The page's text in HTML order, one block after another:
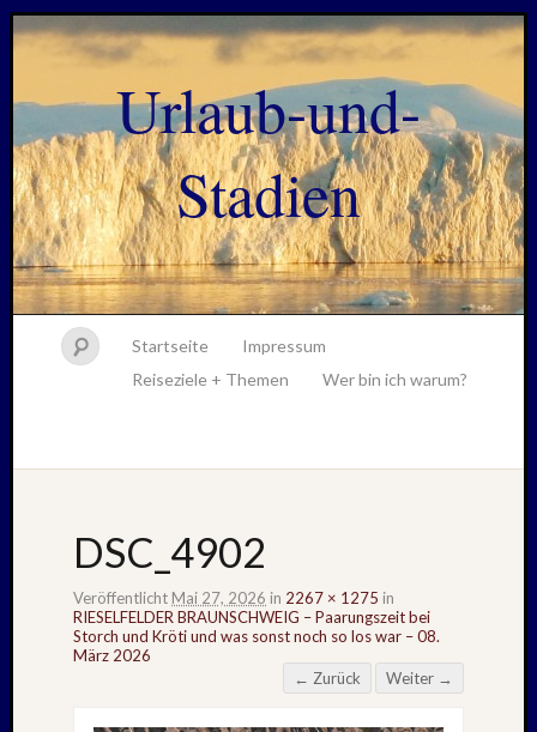
Urlaub-und-
Stadien
Startseite
Impressum
Reiseziele + Themen
Wer bin ich warum?
DSC_4902
Veröffentlicht Mai 27, 2026 in 2267 × 1275 in
RIESELFELDER BRAUNSCHWEIG – Paarungszeit bei
Storch und Kröti und was sonst noch so los war – 08.
März 2026
← Zurück
Weiter →